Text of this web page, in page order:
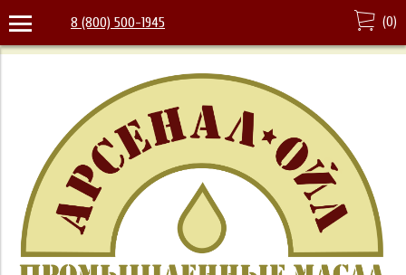
8 (800) 500-1945 (0)